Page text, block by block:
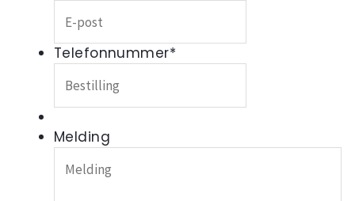
Telefonnummer*
Melding